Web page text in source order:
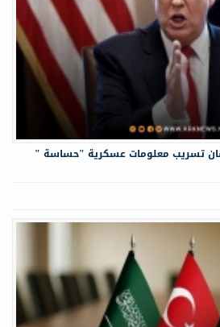
تسريب معلومات عسكرية "حساسة "